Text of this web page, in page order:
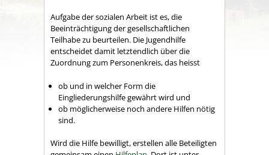
Aufgabe der sozialen Arbeit ist es, die
Beeinträchtigung der gesellschaftlichen
Teilhabe zu beurteilen. Die Jugendhilfe
entscheidet damit letztendlich über die
Zuordnung zum Personenkreis, das heisst
ob und in welcher Form die
Eingliederungshilfe gewährt wird und
ob möglicherweise noch andere Hilfen nötig
sind.
Wird die Hilfe bewilligt, erstellen alle Beteiligten